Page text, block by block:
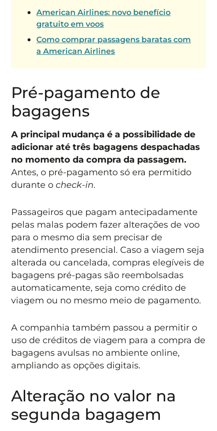
American Airlines: novo benefício
gratuito em voos
Como comprar passagens baratas com
a American Airlines
Pré-pagamento de
bagagens
A principal mudança é a possibilidade de
adicionar até três bagagens despachadas
no momento da compra da passagem.
Antes, o pré-pagamento só era permitido
durante ocheck-in.
Passageiros que pagam antecipadamente
pelas malas podem fazer alterações de voo
para o mesmo dia sem precisar de
atendimento presencial. Caso a viagem seja
alterada ou cancelada, compras elegíveis de
bagagens pré-pagas são reembolsadas
automaticamente, seja como crédito de
viagem ou no mesmo meio de pagamento.
A companhia também passou a permitir o
uso de créditos de viagem para a compra de
bagagens avulsas no ambiente online,
ampliando as opções digitais.
Alteração no valor na
segunda bagagem